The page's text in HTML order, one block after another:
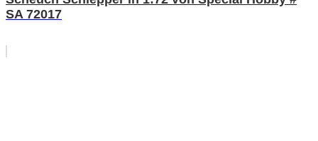
SA 72017